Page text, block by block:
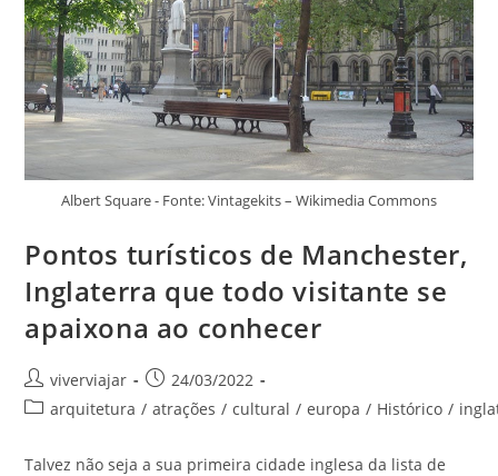
Albert Square - Fonte: Vintagekits – Wikimedia Commons
Pontos turísticos de Manchester,
Inglaterra que todo visitante se
apaixona ao conhecer
Autor
do
viverviajar
Post
publicado:
24/03/2022
Categoria
post:
arquitetura / atrações / cultural / europa / Histórico /
Talvez não seja a sua primeira cidade inglesa da lista de